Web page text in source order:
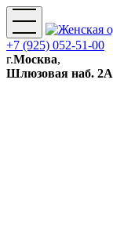
+7 (925) 052-51-00
г.Москва,
Шлюзовая наб. 2А